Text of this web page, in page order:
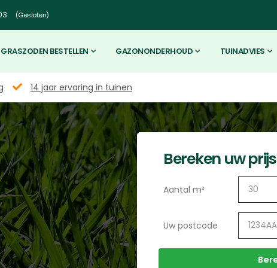
(Gesloten)
GRASZODEN BESTELLEN GAZONONDERHOUD TUINADVIES
14 jaar ervaring in tuinen
Bereken uw prijs
Aantal m²
Uw postcode